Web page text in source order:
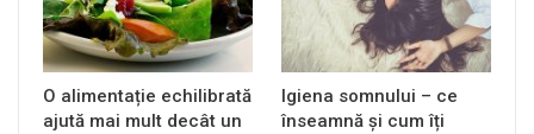
O alimentație echilibrată
ajută mai mult decât un
Igiena somnului – ce
înseamnă și cum îți